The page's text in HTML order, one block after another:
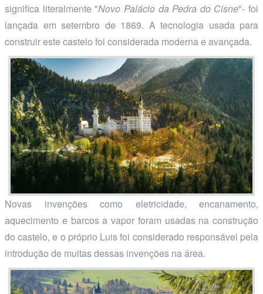
significa literalmente "Novo Palácio da Pedra do Cisne"- foi
lançada em setembro de 1869. A tecnologia usada para
construir este castelo foi considerada moderna e avançada.
Novas invenções como eletricidade, encanamento,
aquecimento e barcos a vapor foram usadas na construção
do castelo, e o próprio Luis foi considerado responsável pela
introdução de muitas dessas invenções na área.